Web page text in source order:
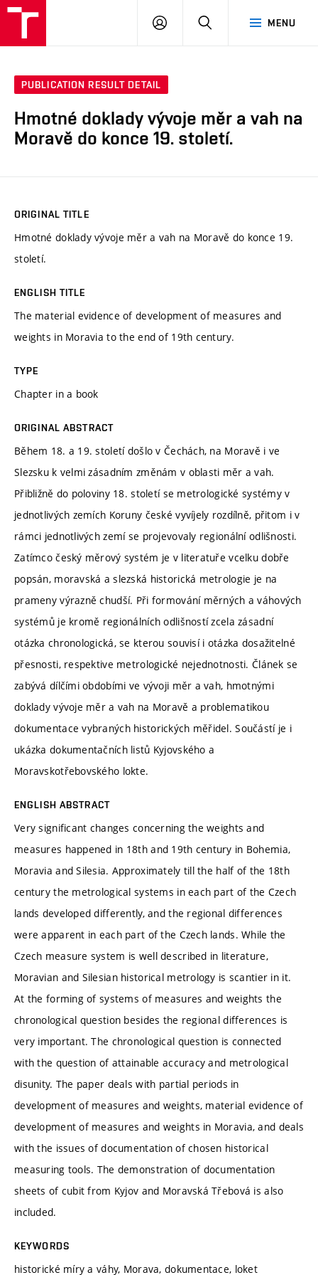
MENU
LOG
SEARCH
PUBLICATION RESULT DETAIL
Hmotné doklady vývoje měr a vah na
Moravě do konce 19. století.
ORIGINAL TITLE
Hmotné doklady vývoje měr a vah na Moravě do konce 19.
století.
ENGLISH TITLE
The material evidence of development of measures and
weights in Moravia to the end of 19th century.
TYPE
Chapter in a book
ORIGINAL ABSTRACT
Během 18. a 19. století došlo v Čechách, na Moravě i ve
Slezsku k velmi zásadním změnám v oblasti měr a vah.
Přibližně do poloviny 18. století se metrologické systémy v
jednotlivých zemích Koruny české vyvíjely rozdílně, přitom i v
rámci jednotlivých zemí se projevovaly regionální odlišnosti.
Zatímco český měrový systém je v literatuře vcelku dobře
popsán, moravská a slezská historická metrologie je na
prameny výrazně chudší. Při formování měrných a váhových
systémů je kromě regionálních odlišností zcela zásadní
otázka chronologická, se kterou souvisí i otázka dosažitelné
přesnosti, respektive metrologické nejednotnosti. Článek se
zabývá dílčími obdobími ve vývoji měr a vah, hmotnými
doklady vývoje měr a vah na Moravě a problematikou
dokumentace vybraných historických měřidel. Součástí je i
ukázka dokumentačních listů Kyjovského a
Moravskotřebovského lokte.
ENGLISH ABSTRACT
Very significant changes concerning the weights and
measures happened in 18th and 19th century in Bohemia,
Moravia and Silesia. Approximately till the half of the 18th
century the metrological systems in each part of the Czech
lands developed differently, and the regional differences
were apparent in each part of the Czech lands. While the
Czech measure system is well described in literature,
Moravian and Silesian historical metrology is scantier in it.
At the forming of systems of measures and weights the
chronological question besides the regional differences is
very important. The chronological question is connected
with the question of attainable accuracy and metrological
disunity. The paper deals with partial periods in
development of measures and weights, material evidence of
development of measures and weights in Moravia, and deals
with the issues of documentation of chosen historical
measuring tools. The demonstration of documentation
sheets of cubit from Kyjov and Moravská Třebová is also
included.
KEYWORDS
historické míry a váhy, Morava, dokumentace, loket